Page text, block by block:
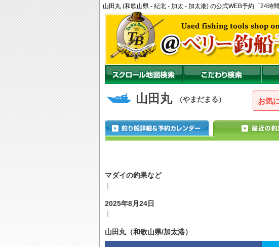
山田丸 (和歌山県 - 紀北 - 加太 - 加太港) の公式WEB予約「24時
山田丸 （やまだまる） お気
マダイの釣果など
2025年8月24日
山田丸（和歌山県/加太港）